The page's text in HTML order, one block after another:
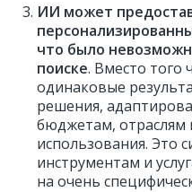
ИИ может
что было
поиске. Вместо того
одинаковые
решения,
бюджетам, отраслям
использования. Это
инструментам и
на очень